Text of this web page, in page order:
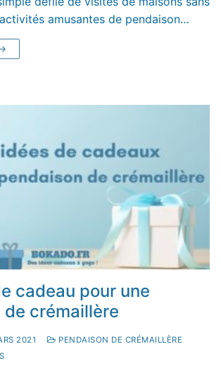
amusantes de pendaison…
cadeau pour une
crémaillère
2021
PENDAISON DE CRÉMAILLÈRE